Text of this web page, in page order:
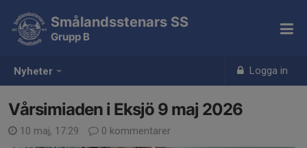
Nyheter Logga in
Smålandsstenars SS
Grupp B
Vårsimiaden i Eksjö 9 maj 2026
10 maj, 17:29 0 kommentarer